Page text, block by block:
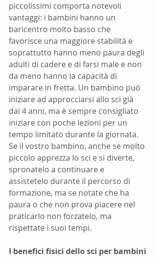
piccolissimi comporta notevoli
vantaggi: i bambini hanno un
baricentro molto basso che
favorisce una maggiore stabilità e
soprattutto hanno meno paura degli
adulti di cadere e di farsi male e non
da meno hanno la capacità di
imparare in fretta. Un bambino può
iniziare ad approcciarsi allo sci già
dai 4 anni, ma è sempre consigliato
iniziare con poche lezioni per un
tempo limitato durante la giornata.
Se il vostro bambino, anche se molto
piccolo apprezza lo sci e si diverte,
spronatelo a continuare e
assistetelo durante il percorso di
formazione, ma se notate che ha
paura o che non prova piacere nel
praticarlo non forzatelo, ma
rispettate i suoi tempi.
I benefici fisici dello sci per bambini